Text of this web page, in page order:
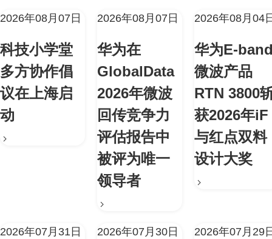
2026年08月07日
科技小学堂
多方协作倡
议在上海启
动
2026年08月07日
华为在
GlobalData
2026年微波
回传竞争力
评估报告中
被评为唯一
领导者
2026年08月04
华为E-
微波产品
RTN 3800
获2026年iF
与红点双料
设计大奖
2026年07月31日 2026年07月30日 2026年07月29